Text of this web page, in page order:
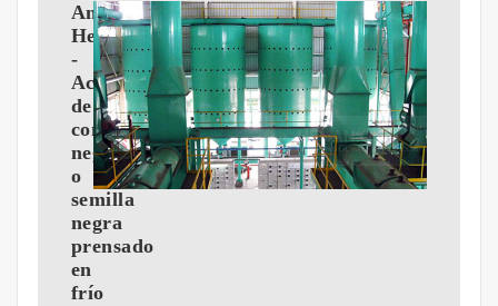
Amazing
Herbs
-
Aceite
de
comino
negro
o
semilla
negra
prensado
en
frío